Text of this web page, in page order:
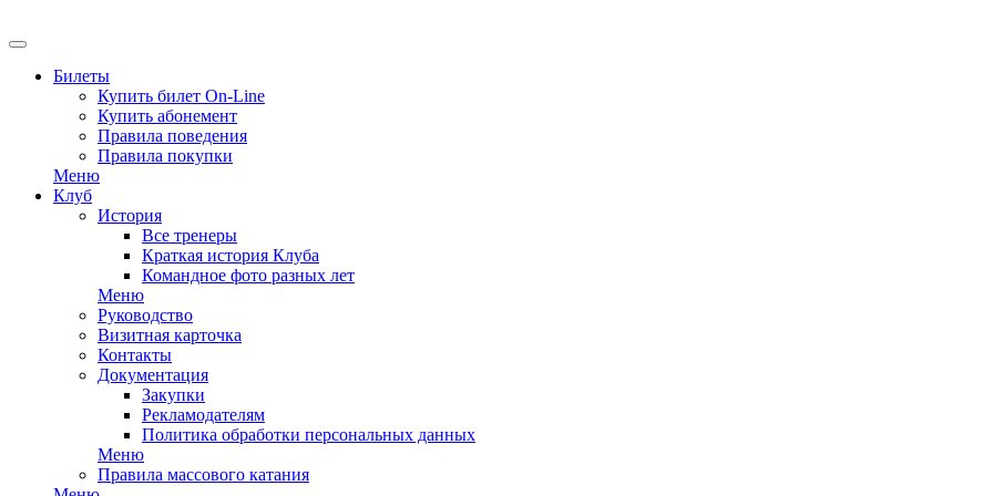
Билеты
Купить билет On-Line
Купить абонемент
Правила поведения
Правила покупки
Меню
Клуб
История
Все тренеры
Краткая история Клуба
Командное фото разных лет
Меню
Руководство
Визитная карточка
Контакты
Документация
Закупки
Рекламодателям
Политика обработки персональных данных
Меню
Правила массового катания